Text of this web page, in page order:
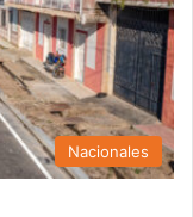
Nacionales